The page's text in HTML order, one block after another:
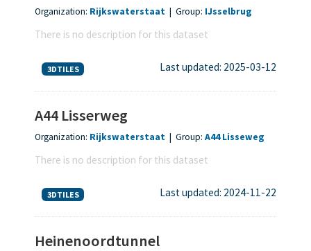
Organization: Rijkswaterstaat | Group: IJsselbrug
There is no description for this dataset
3DTILES Last updated: 2025-03-12
A44 Lisserweg
Organization: Rijkswaterstaat | Group: A44 Lisseweg
There is no description for this dataset
3DTILES Last updated: 2024-11-22
Heinenoordtunnel